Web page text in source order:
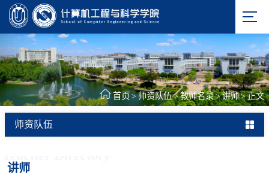
首页 >师资队伍>教师名录>讲师>正文
师资队伍
讲师